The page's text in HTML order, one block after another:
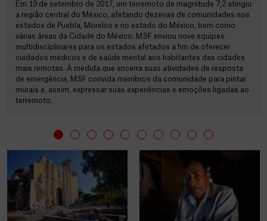
Em 19 de setembro de 2017, um terremoto de magnitude 7,2 atingiu
a região central do México, afetando dezenas de comunidades nos
estados de Puebla, Morelos e no estado do México, bem como
várias áreas da Cidade do México. MSF enviou nove equipes
multidisciplinares para os estados afetados a fim de oferecer
cuidados médicos e de saúde mental aos habitantes das cidades
mais remotas. À medida que encerra suas atividades de resposta
de emergência, MSF convida membros da comunidade para pintar
murais e, assim, expressar suas experiências e emoções ligadas ao
terremoto.